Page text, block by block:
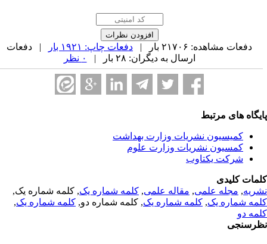
دفعات مشاهده: ۲۱۷۰۶ بار | دفعات چاپ: ۱۹۲۱ بار
| دفعات
ارسال به دیگران: ۲۸ بار |
های مرتبط
کمیسیون نشریات وزارت بهداشت
کمسیون نشریات وزارت علوم
شرکت یکتاوب
کلیدی
,مجله علمی, مقاله علمی, کلمه شماره یک, کلمه شماره یک,
شماره یک,کلمه شماره یک, کلمه شماره دو,کلمه شماره یک,
دو